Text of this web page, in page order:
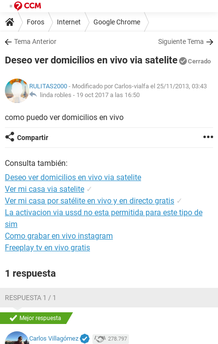
Foros Internet Google Chrome
Tema Anterior Siguiente Tema
Deseo ver domicilios en vivo via satelite Cerrado
RULITAS2000 - Modificado por Carlos-vialfa el 25/11/2013, 03:43
linda robles - 19 oct 2017 a las 16:50
como puedo ver domicilios en vivo
Compartir
Consulta también:
Deseo ver domicilios en vivo via satelite
Ver mi casa via satelite ✓
Ver mi casa por satélite en vivo y en directo gratis ✓
La activacion via ussd no esta permitida para este tipo de
sim
Como grabar en vivo instagram
Freeplay tv en vivo gratis
1 respuesta
RESPUESTA 1 / 1
Mejor respuesta
Carlos Villagómez 278.797